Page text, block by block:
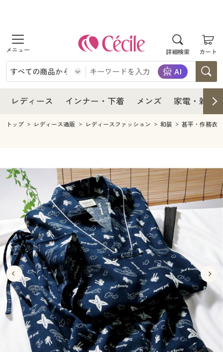
詳細検索 カート
商品を探す
レディース
レディースファッション
インナー・下着
インナー・下着通販すべて
メンズ下着
ジュニア・ティーンズ下着
メンズ
メンズファッション
メンズ下着
家電・雑貨すべて
家電
キッチン・雑貨・日用品
寝具・インテリア・家具
寝具・インテリア・家具通販すべて
家具・収納
寝具・ベッド
カーテン・ラグ・ファブリック
美容・健康
美容・健康通販すべて
美容・健康・サプリメント
制服・スクール
制服・スクールすべて
制服・学生服
ジュニア・ティーンズ下着
大きいサイズ
大きいサイズ通販すべて
大きいサイズ レディース服
大きいサイズ レディース下着
バーゲン
バーゲンセール
シークレットセール
詳細検索
商品カテゴリ一覧
レディース インナー・下着 メンズ 家電・雑貨
レディース
レディース通販すべて
レディースファッション
インナー・下着
インナー・下着通販すべて
ジュニア・ティーンズ下着
メンズ
メンズ下着
家電
キッチン・雑貨・日用品
寝具・インテリア・家具通販すべて
家具・収納
寝具・ベッド
カーテン・ラグ・ファブリック
美容・健康
美容・健康通販すべて
美容・健康・サプリメント
制服・スクール
制服・スクールすべて
制服・学生服
ジュニア・ティーンズ下着
大きいサイズ
大きいサイズ通販すべて
大きいサイズ レディース服
大きいサイズ レディース下着
大きいサイズ メンズ
バーゲン
バーゲンセール
シークレットセール
詳細検索
商品カテゴリ一覧
カタログ
トップ レディース通販 レディースファッション 和装 甚平・作務衣